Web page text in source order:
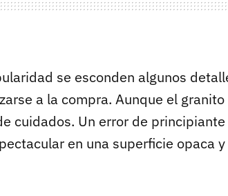
se esconden algunos
a la compra. Aunque el
cuidados. Un error de
en una superficie opaca